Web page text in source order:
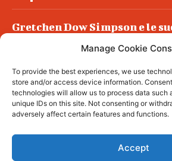
Manage Cookie
To provide the best experiences, we use
store and/or access device information.
technologies will allow us to process data such
unique IDs on this site. Not consenting or
adversely affect certain features and functions.
Accept
Gretchen Dow Simpson e le
Podlech, il Cile lo ha
all’ergastolo
Era ubriaca…